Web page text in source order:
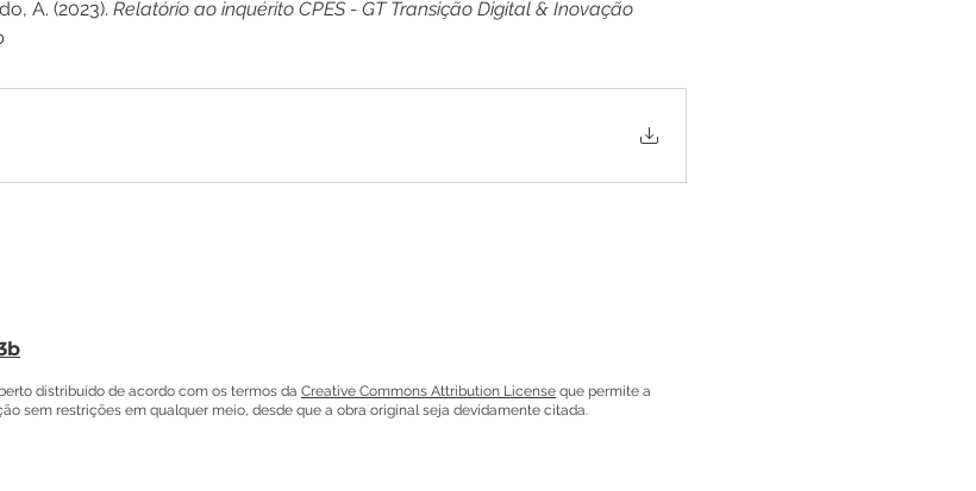
A. (2023). Relatório ao inquérito CPES - GT Transição Digital & Inovação
distribuído de acordo com os termos da Creative Commons Attribution License que permite a
sem restrições em qualquer meio, desde que a obra original seja devidamente citada.